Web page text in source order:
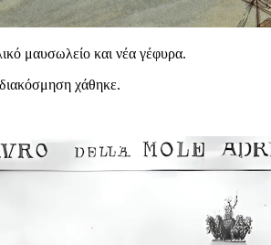
μαυσωλείο και νέα γέφυρα.
χάθηκε.